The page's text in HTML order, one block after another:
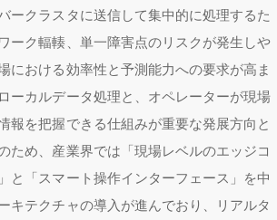
ークラスタに送信して集中的に処理するた
ーク輻輳、単一障害点のリスクが発生しや
における効率性と予測能力への要求が高ま
ーカルデータ処理と、オペレーターが現場
報を把握できる仕組みが重要な発展方向と
ため、産業界では「現場レベルのエッジコ
と「スマート操作インターフェース」を中
キテクチャの導入が進んでおり、リアルタ